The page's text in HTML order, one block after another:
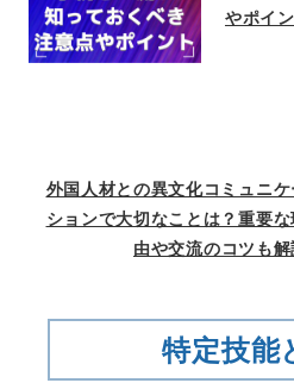
やポイ
外国人材との異文化コミュニケ
ションで大切なことは？重要な
由や交流のコツも
特定技能